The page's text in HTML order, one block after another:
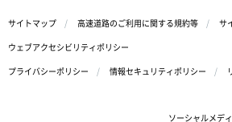
サイトマップ 高速道路のご利用に関する規約等
サ
ウェブアクセシビリティポリシー
プライバシーポリシー
情報セキュリティポリシー
ソーシャルメデ